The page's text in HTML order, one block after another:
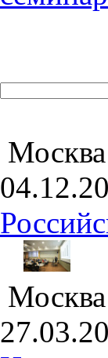
Москва
Москва